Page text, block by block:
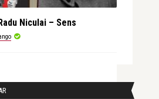
Niculai – Sens